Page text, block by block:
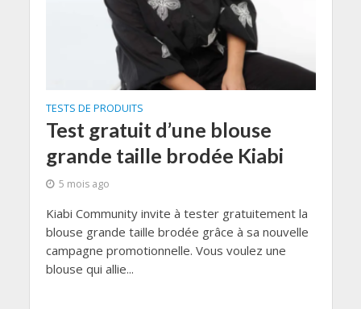
TESTS DE PRODUITS
Test gratuit d’une blouse
grande taille brodée Kiabi
5 mois ago
Kiabi Community invite à tester gratuitement la
blouse grande taille brodée grâce à sa nouvelle
campagne promotionnelle. Vous voulez une
blouse qui allie...